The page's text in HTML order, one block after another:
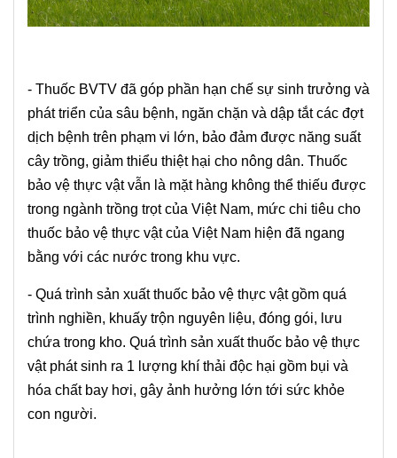
- Thuốc BVTV đã góp phần hạn chế sự sinh trưởng và
phát triển của sâu bệnh, ngăn chặn và dập tắt các đợt
dịch bệnh trên phạm vi lớn, bảo đảm được năng suất
cây trồng, giảm thiểu thiệt hại cho nông dân. Thuốc
bảo vệ thực vật vẫn là mặt hàng không thể thiếu được
trong ngành trồng trọt của Việt Nam, mức chi tiêu cho
thuốc bảo vệ thực vật của Việt Nam hiện đã ngang
bằng với các nước trong khu vực.
- Quá trình sản xuất thuốc bảo vệ thực vật gồm quá
trình nghiền, khuấy trộn nguyên liệu, đóng gói, lưu
chứa trong kho. Quá trình sản xuất thuốc bảo vệ thực
vật phát sinh ra 1 lượng khí thải độc hại gồm bụi và
hóa chất bay hơi, gây ảnh hưởng lớn tới sức khỏe
con người.